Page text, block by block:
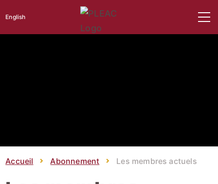
English
Accueil Abonnement Les membres actuels